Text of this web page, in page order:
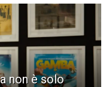
non è solo